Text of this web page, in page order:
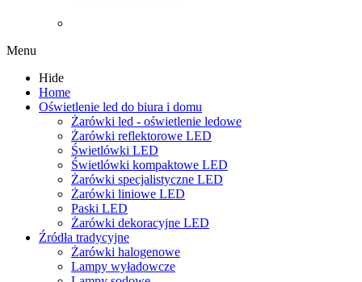
Menu
Hide
Home
Oświetlenie led do biura i domu
Żarówki led - oświetlenie ledowe
Żarówki reflektorowe LED
Świetlówki LED
Świetlówki kompaktowe LED
Żarówki specjalistyczne LED
Żarówki liniowe LED
Paski LED
Żarówki dekoracyjne LED
Źródła tradycyjne
Żarówki halogenowe
Lampy wyładowcze